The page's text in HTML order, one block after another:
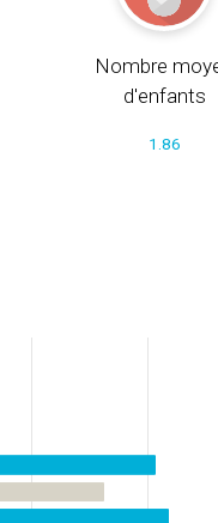
Nombre
d'enfants
1.86